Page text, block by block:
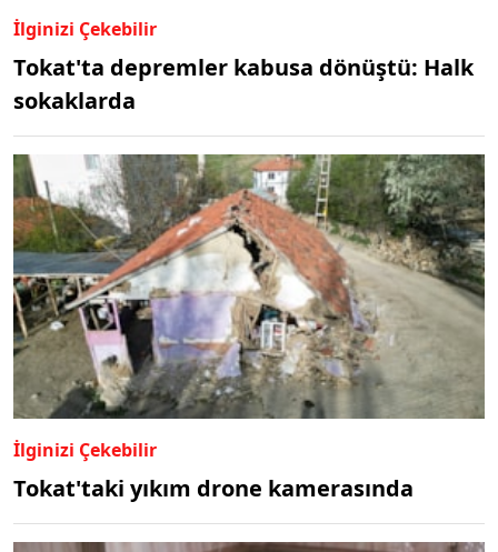
İlginizi Çekebilir
Tokat'ta depremler kabusa dönüştü: Halk
sokaklarda
İlginizi Çekebilir
Tokat'taki yıkım drone kamerasında